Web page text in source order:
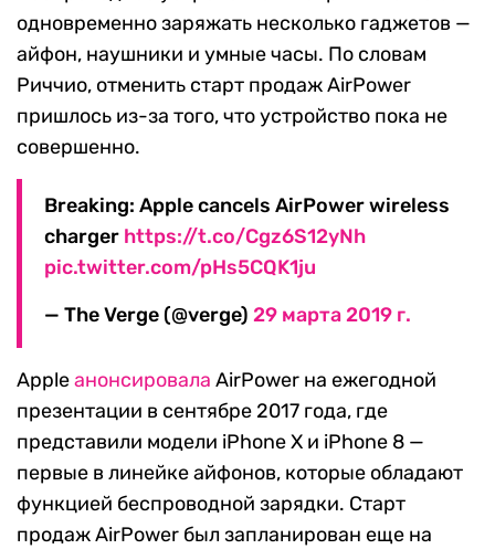
одновременно заряжать несколько гаджетов —
айфон, наушники и умные часы. По словам
Риччио, отменить старт продаж AirPower
пришлось из-за того, что устройство пока не
совершенно.
Breaking: Apple cancels AirPower wireless
charger https://t.co/Cgz6S12yNh
pic.twitter.com/pHs5CQK1ju
— The Verge (@verge) 29 марта 2019 г.
Appleанонсировала AirPower на ежегодной
презентации в сентябре 2017 года, где
представили модели iPhone X и iPhone 8 —
первые в линейке айфонов, которые обладают
функцией беспроводной зарядки. Старт
продаж AirPower был запланирован еще на